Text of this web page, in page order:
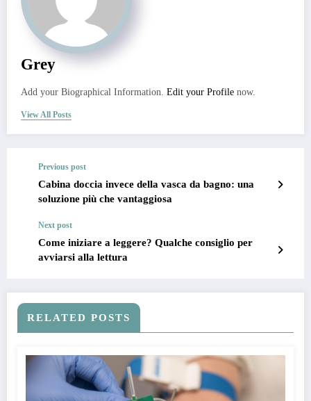
Grey
Add your Biographical Information. Edit your Profile now.
View All Posts
Previous post
Cabina doccia invece della vasca da bagno: una
soluzione più che vantaggiosa
Next post
Come iniziare a leggere? Qualche consiglio per
avviarsi alla lettura
RELATED POSTS